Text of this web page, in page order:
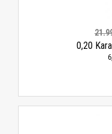
0,20